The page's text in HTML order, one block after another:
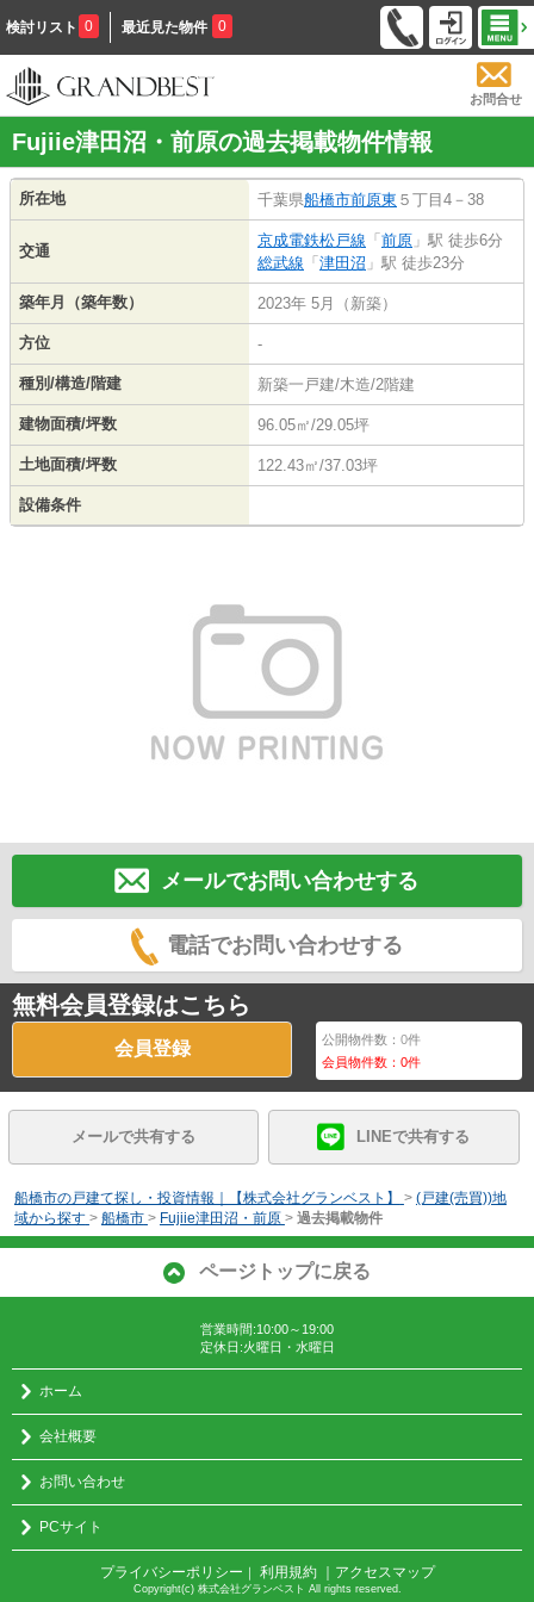
検討リスト 0 最近見た物件 0
お問合せ
Fujiie津田沼・前原の過去掲載物件情報
所在地 千葉県船橋市前原東 ５丁目4－38
交通
京成電鉄松戸線 「 前原 」駅 徒歩6分
総武線 「 津田沼 」駅 徒歩23分
築年月（築年数） 2023年 5月（新築）
方位 -
種別/構造/階建 新築一戸建/木造/2階建
建物面積/坪数 96.05㎡/29.05坪
土地面積/坪数 122.43㎡/37.03坪
設備条件
メールでお問い合わせする
電話でお問い合わせする
無料会員登録はこちら
会員登録 公開物件数：0件
会員物件数：0件
メールで共有する LINEで共有する
船橋市の戸建て探し・投資情報｜【株式会社グランベスト】 > (戸建(売買))地
域から探す > 船橋市 > Fujiie津田沼・前原 > 過去掲載物件
ページトップに戻る
営業時間:10:00～19:00
定休日:火曜日・水曜日
ホーム
会社概要
お問い合わせ
PCサイト
プライバシーポリシー ｜ 利用規約 ｜アクセスマップ
Copyright(c) 株式会社グランベスト All rights reserved.